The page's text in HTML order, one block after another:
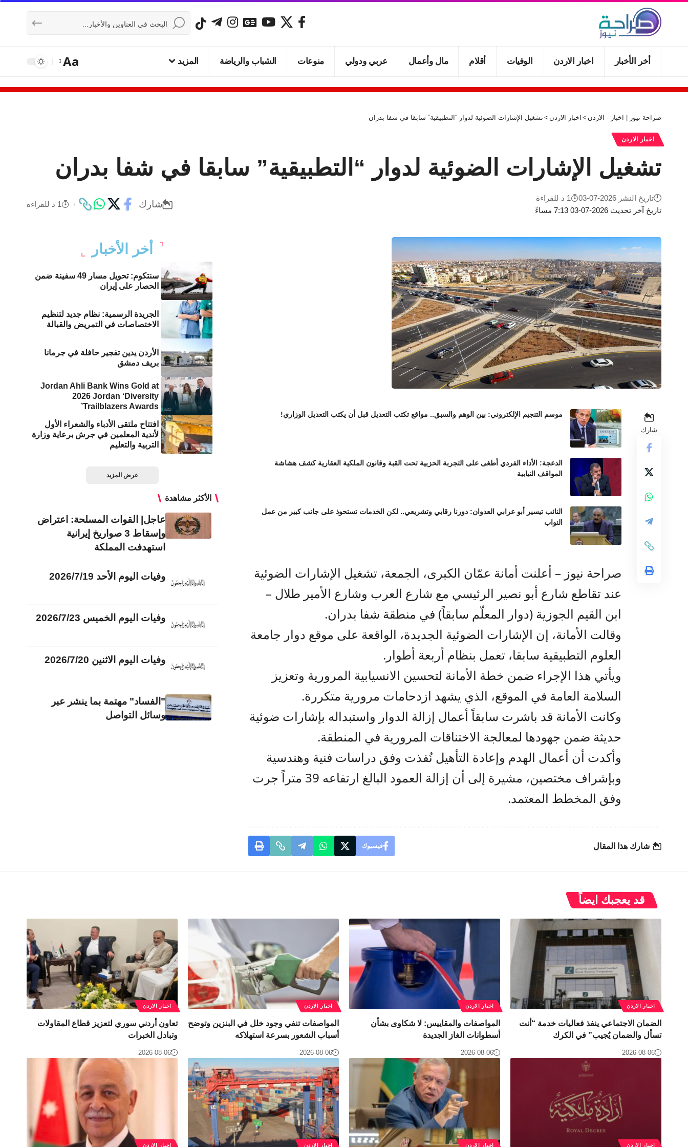
أخر الأخبار اخبار الاردن الوفيات أقلام مال وأعمال عربي ودولي منوعات الشباب والرياضة المزيد Aa
صراحة نيوز | اخبار - الاردن > اخبار الاردن >تشغيل الإشارات الضوئية لدوار “التطبيقية” سابقا في شفا بدران
اخبار الاردن
تشغيل الإشارات الضوئية لدوار “التطبيقية” سابقا في شفا بدران
تاريخ آخر تحديث 2026-07-03 7:13 مساءً
تاريخ النشر 2026-07-03 1 د للقراءة
شارك 1 د للقراءة
شارك
موسم التنجيم الإلكتروني: بين الوهم والسبق.. مواقع تكتب التعديل قبل أن يكتب التعديل الوزاري!
الدعجة: الأداء الفردي أطغى على التجربة الحزبية تحت القبة وقانون الملكية العقارية كشف هشاشة
المواقف النيابية
النائب تيسير أبو عرابي العدوان: دورنا رقابي وتشريعي.. لكن الخدمات تستحوذ على جانب كبير من عمل
النواب
صراحة نيوز – أعلنت أمانة عمّان الكبرى، الجمعة، تشغيل الإشارات الضوئية
عند تقاطع شارع أبو نصير الرئيسي مع شارع العرب وشارع الأمير طلال –
ابن القيم الجوزية (دوار المعلّم سابقاً) في منطقة شفا بدران.
وقالت الأمانة، إن الإشارات الضوئية الجديدة، الواقعة على موقع دوار جامعة
العلوم التطبيقية سابقا، تعمل بنظام أربعة أطوار.
ويأتي هذا الإجراء ضمن خطة الأمانة لتحسين الانسيابية المرورية وتعزيز
السلامة العامة في الموقع، الذي يشهد ازدحامات مرورية متكررة.
وكانت الأمانة قد باشرت سابقاً أعمال إزالة الدوار واستبداله بإشارات ضوئية
حديثة ضمن جهودها لمعالجة الاختناقات المرورية في المنطقة.
وأكدت أن أعمال الهدم وإعادة التأهيل نُفذت وفق دراسات فنية وهندسية
وبإشراف مختصين، مشيرة إلى أن إزالة العمود البالغ ارتفاعه 39 متراً جرت
وفق المخطط المعتمد.
شارك هذا المقال فيسبوك
أخر الأخبار
سنتكوم: تحويل مسار 49 سفينة ضمن
الحصار على إيران
الجريدة الرسمية: نظام جديد لتنظيم
الاختصاصات في التمريض والقبالة
الأردن يدين تفجير حافلة في جرمانا
بريف دمشق
Jordan Ahli Bank Wins Gold at
2026 Jordan ‘Diversity
Trailblazers Awards’
افتتاح ملتقى الأدباء والشعراء الأول
لأندية المعلمين في جرش برعاية وزارة
التربية والتعليم
عرض المزيد
الأكثر مشاهدة
عاجل| القوات المسلحة: اعتراض
وإسقاط 3 صواريخ إيرانية
استهدفت المملكة
وفيات اليوم الأحد 2026/7/19
وفيات اليوم الخميس 2026/7/23
وفيات اليوم الاثنين 2026/7/20
"الفساد" مهتمة بما ينشر عبر
وسائل التواصل
قد يعجبك ايضاً
اخبار الاردن
الضمان الاجتماعي ينفذ فعاليات خدمة “أنت
تسأل والضمان يُجيب” في الكرك
2026-08-06
اخبار الاردن
المواصفات والمقاييس: لا شكاوى بشأن
أسطوانات الغاز الجديدة
2026-08-06
اخبار الاردن
المواصفات تنفي وجود خلل في البنزين وتوضح
أسباب الشعور بسرعة استهلاكه
2026-08-06
اخبار الاردن
تعاون أردني سوري لتعزيز قطاع المقاولات
وتبادل الخبرات
2026-08-06
اخبار الاردن اخبار الاردن اخبار الاردن اخبار الاردن